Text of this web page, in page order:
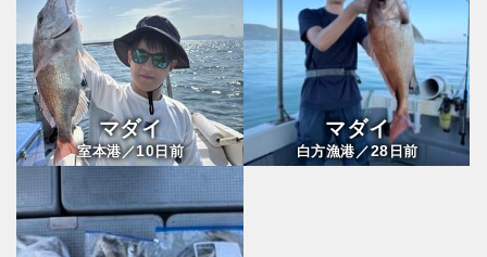
マダイ
室本港／10日前
マダイ
白方漁港／28日前